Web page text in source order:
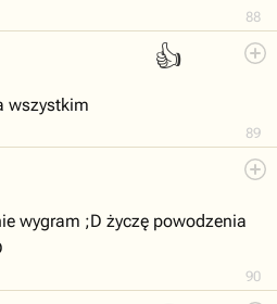
88
👍
89
wszystkim
90
wygram ;D życzę powodzenia